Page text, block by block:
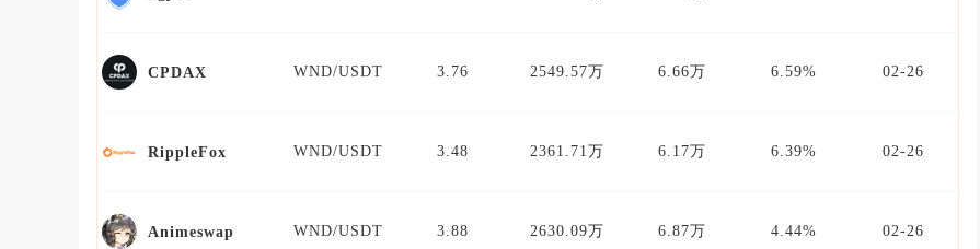
CPDAX WND/USDT 3.76 2549.57万 6.66万 6.59% 02-26
RippleFox WND/USDT 3.48 2361.71万 6.17万 6.39% 02-26
Animeswap WND/USDT 3.88 2630.09万 6.87万 4.44% 02-26